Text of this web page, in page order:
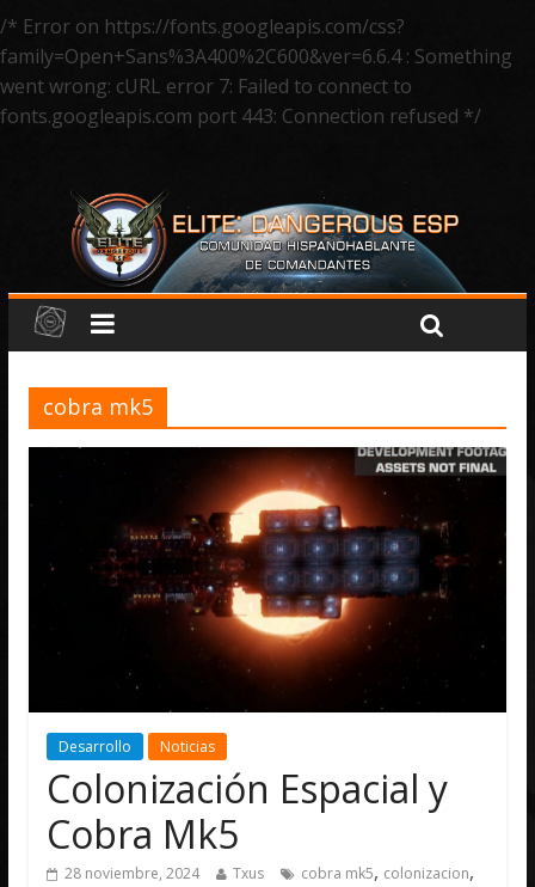
/* Error on https://fonts.googleapis.com/css?
family=Open+Sans%3A400%2C600&ver=6.6.4 : Something
went wrong: cURL error 7: Failed to connect to
fonts.googleapis.com port 443: Connection refused */
cobra mk5
Desarrollo Noticias
Colonización Espacial y
Cobra Mk5
28 noviembre, 2024 Txus cobra mk5, colonizacion,